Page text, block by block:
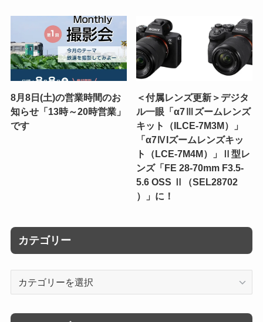
8月8日(土)の営業時間のお
知らせ「13時～20時営業」
です
＜付属レンズ更新＞デジタ
ル一眼「α7Ⅲズームレンズ
キット（ILCE-7M3M）」
「α7ⅣIズームレンズキッ
ト（LCE-7M4M）」Ⅱ型レ
ンズ「FE 28-70mm F3.5-
5.6 OSS Ⅱ（SEL28702
）」に！
カテゴリー